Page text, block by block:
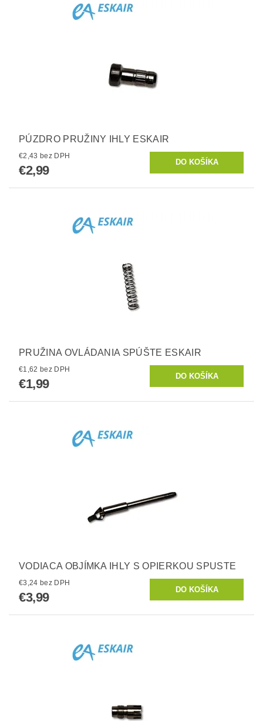
PÚZDRO PRUŽINY IHLY ESKAIR
€2,43 bez DPH
€2,99
PRUŽINA OVLÁDANIA SPÚŠTE ESKAIR
€1,62 bez DPH
€1,99
VODIACA OBJÍMKA IHLY S OPIERKOU SPUSTE
€3,24 bez DPH
€3,99